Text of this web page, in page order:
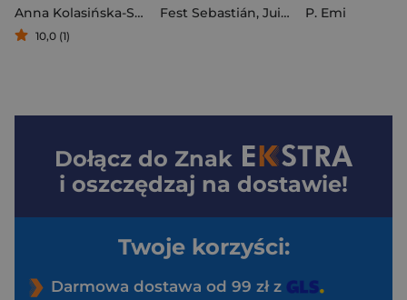
Anna Kolasińska-Szemraj
10,0 (1)
Fest Sebastián, Juillard Alexandre P. Emi
Dołącz do Znak
i oszczędzaj na dostawie!
Twoje korzyści:
Darmowa dostawa od 99 zł z